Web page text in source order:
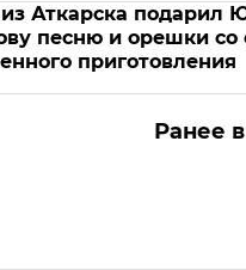
Аткарска подарил
песню и орешки со
приготовления
Ранее